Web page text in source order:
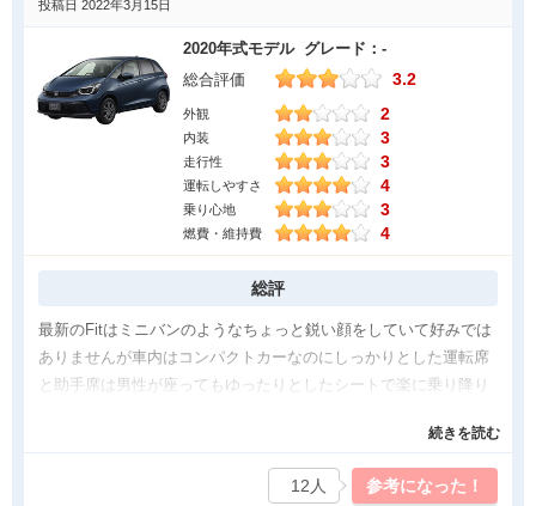
とても綺麗な発色で好きです。
い道でも安心して走れました。ハンドル操作もスムーズなように
感じます。後ろの荷物入れのスペースがとても広いので物がたく
さん入れられて、とても助かっています。
気になった点
他の軽自動車を試乗したことがあったのですが、とても中が広く
開放感がありました。その車と比べてしまうと少し窮屈な感じが
供がいる方にはチャイルドシートを乗せたりすることもあるの
とは小物を置いたりするスペースが内装にあるととてもありがた
いです。気になった点はそのくらいでしたが、私は気に入ってい
投稿日 2022年3月15日
2020年式モデル グレード：-
総合評価
3.2
外観 2
内装 3
走行性 3
運転しやすさ 4
乗り心地 3
燃費・維持費 4
総評
最新のFitはミニバンのようなちょっと鋭い顔をしていて好みでは
ありませんが車内はコンパクトカーなのにしっかりとした運転席
と助手席は男性が座ってもゆったりとしたシートで楽に乗り降り
バックに膝が当たってしましますがコンバクトカーとしては十分
な広さだと思います。そして何よりもFitの一番のポイントは内装
の高級感だと思います。 同じクラスのコンパクトカーと比べると
続きを読む
参考になった！
12人